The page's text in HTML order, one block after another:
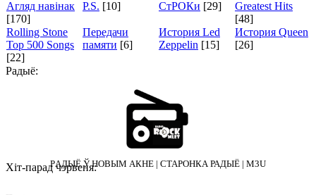
Агляд навінак
[170]
P.S. [10] СтРОКи [29]
Greatest Hits
[48]
Rolling Stone
Top 500 Songs
[22]
Передачи
памяти [6]
История Led
Zeppelin [15]
История Queen
[26]
Радыё:
PАДЫЁ Ў НОВЫМ АКНЕ | СТАРОНКА РАДЫЁ | M3U
Хіт-парад чэрвеня: